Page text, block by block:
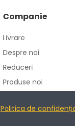
Companie
Livrare
Despre noi
Reduceri
Produse noi
Politica de